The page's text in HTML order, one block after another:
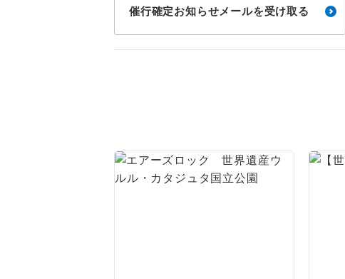
催行確定お知らせメールを受け取る1名様1室同代金
航空会社指定